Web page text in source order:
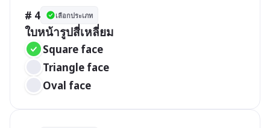
# 4 เลือกประเภท
ใบหน้ารูปสี่เหลี่ยม
Square face
Triangle face
Oval face